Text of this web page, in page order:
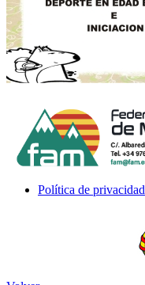
Política de privacidad